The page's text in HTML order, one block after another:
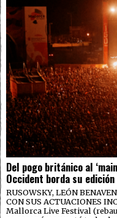
Del pogo británico al
Occident borda su
RUSOWSKY, LEÓN
CON SUS ACTUACIONES
Mallorca Live Festival